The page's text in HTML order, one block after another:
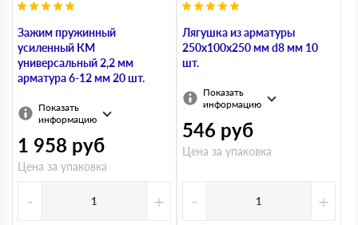
Зажим пружинный
усиленный КМ
универсальный 2,2 мм
арматура 6-12 мм 20 шт.
Показать
информацию
1 958 руб
Цена за упаковка
- +
Лягушка из арматуры
250х100х250 мм d8 мм 10
шт.
Показать
информацию
546 руб
Цена за упаковка
- +